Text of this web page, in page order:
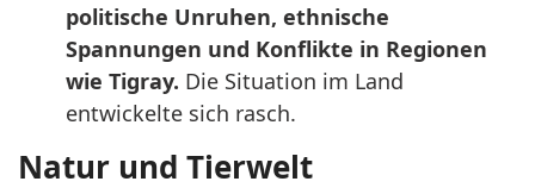
politische Unruhen, ethnische
Spannungen und Konflikte in Regionen
wie Tigray. Die Situation im Land
entwickelte sich rasch.
Natur und Tierwelt